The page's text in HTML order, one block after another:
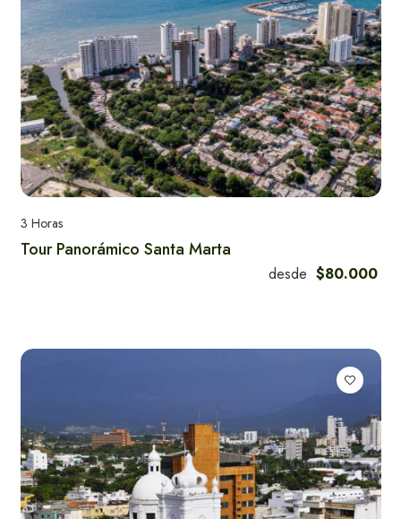
Guía Turistica:
Alquiler de Yates
en Santa Marta
3 Horas
Tour Panorámico Santa Marta
desde $80.000